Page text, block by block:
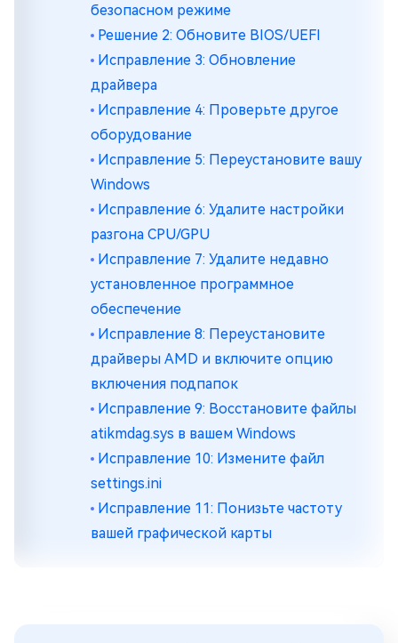
безопасном режиме
Решение 2: Обновите BIOS/UEFI
Исправление 3: Обновление
драйвера
Исправление 4: Проверьте другое
оборудование
Исправление 5: Переустановите вашу
Windows
Исправление 6: Удалите настройки
разгона CPU/GPU
Исправление 7: Удалите недавно
установленное программное
обеспечение
Исправление 8: Переустановите
драйверы AMD и включите опцию
включения подпапок
Исправление 9: Восстановите файлы
atikmdag.sys в вашем Windows
Исправление 10: Измените файл
settings.ini
Исправление 11: Понизьте частоту
вашей графической карты